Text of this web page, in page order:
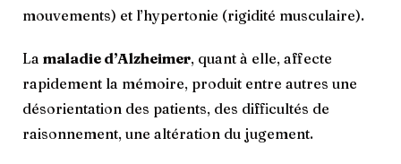
mouvements) et l’hypertonie (rigidité musculaire).
La maladie d’Alzheimer, quant à elle, affecte
rapidement la mémoire, produit entre autres une
désorientation des patients, des difficultés de
raisonnement, une altération du jugement.